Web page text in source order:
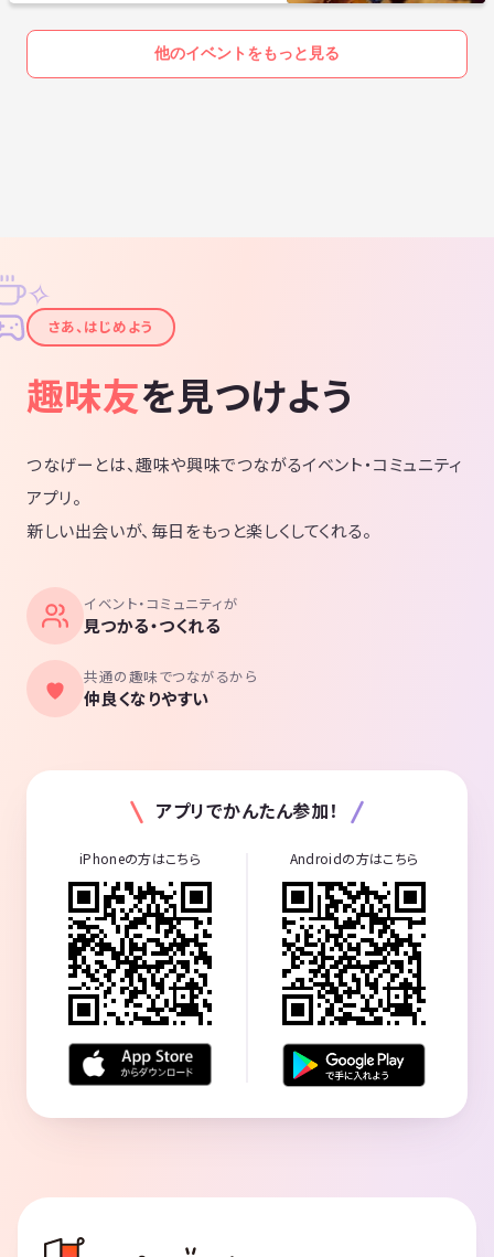
✨
他のイベントをもっと見る
✦
✧
さあ、はじめよう
趣味友を見つけよう
つなげーとは、趣味や興味でつながるイベント・コミュニティ
アプリ。
新しい出会いが、毎日をもっと楽しくしてくれる。
イベント・コミュニティが
見つかる・つくれる
共通の趣味でつながるから
仲良くなりやすい
アプリでかんたん参加！
iPhoneの方はこちら Androidの方はこちら